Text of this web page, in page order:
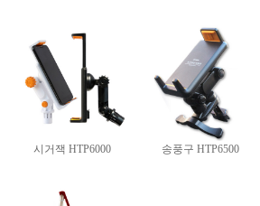
시거잭 HTP6000 송풍구 HTP6500